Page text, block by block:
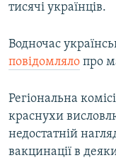
тисячі українців.
Водночас
повідомляло про
Регіональна
краснухи
недостатній
вакцинації в